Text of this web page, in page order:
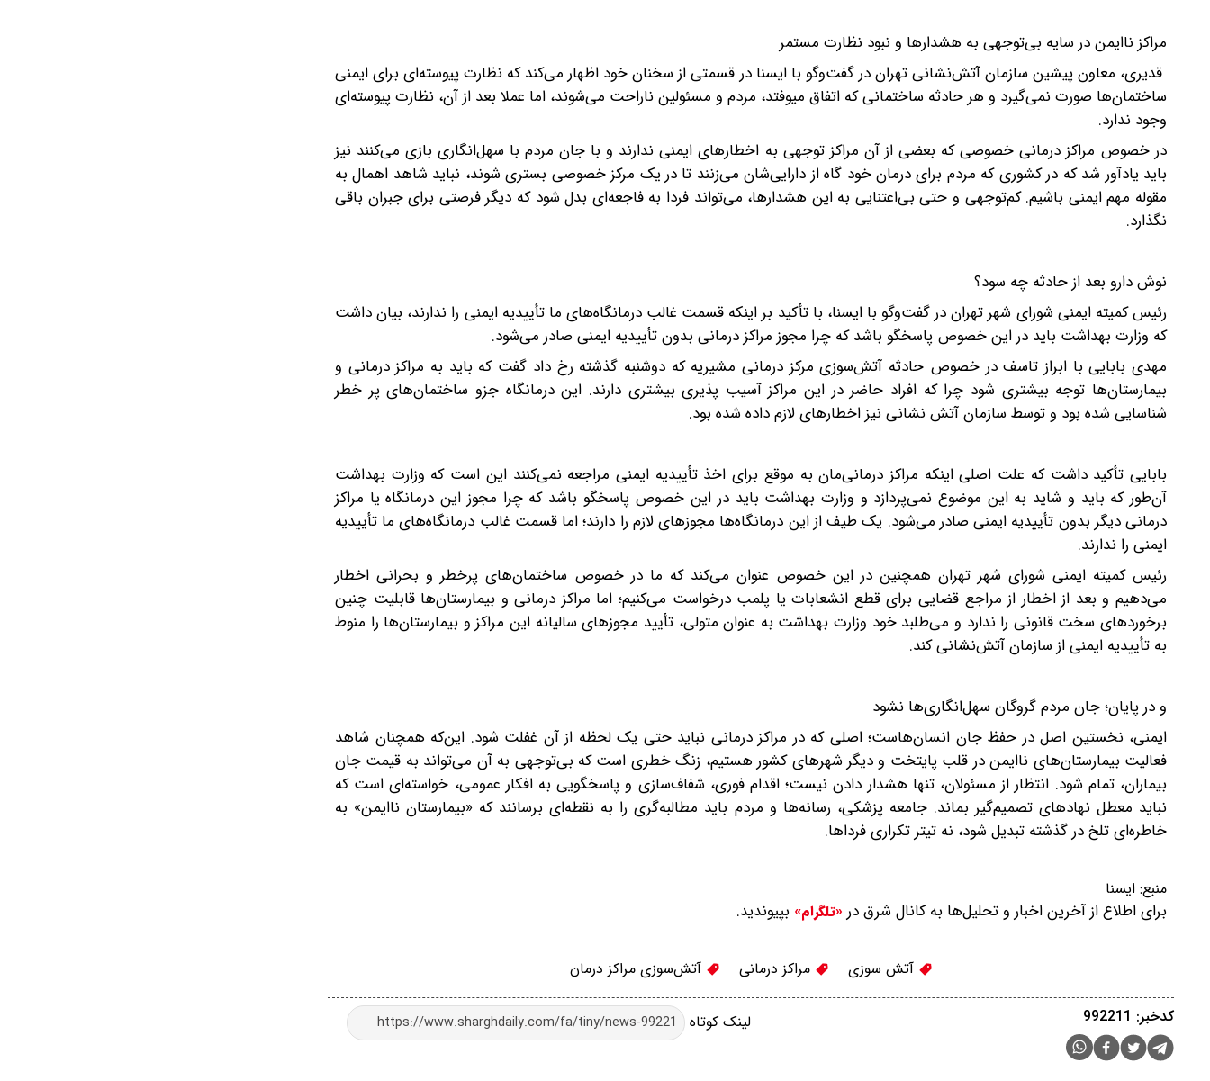
مراکز ناایمن در سایه بی‌توجهی به هشدارها و نبود نظارت مستمر
قدیری، معاون پیشین سازمان آتش‌نشانی تهران در گفت‌وگو با ایسنا در قسمتی از سخنان خود اظهار می‌کند که نظارت پیوسته‌ای برای ایمنی
ساختمان‌ها صورت نمی‌گیرد و هر حادثه‌ ساختمانی که اتفاق میوفتد، مردم و مسئولین ناراحت می‌شوند، اما عملا بعد از آن، نظارت پیوسته‌ای
وجود ندارد.
در خصوص مراکز درمانی خصوصی که بعضی از آن مراکز توجهی به اخطارهای ایمنی ندارند و با جان مردم با سهل‌انگاری بازی می‌کنند نیز
باید یادآور شد که در کشوری که مردم برای درمان خود گاه از دارایی‌شان می‌زنند تا در یک مرکز خصوصی بستری شوند، نباید شاهد اهمال به
مقوله مهم ایمنی باشیم. کم‌توجهی و حتی بی‌اعتنایی به این هشدارها، می‌تواند فردا به فاجعه‌ای بدل شود که دیگر فرصتی برای جبران باقی
نگذارد.
نوش دارو بعد از حادثه چه سود؟
رئیس کمیته ایمنی شورای شهر تهران در گفت‌وگو با ایسنا، با تأکید بر اینکه قسمت غالب درمانگاه‌های ما تأییدیه ایمنی را ندارند، بیان داشت
که وزارت بهداشت باید در این خصوص پاسخگو باشد که چرا مجوز مراکز درمانی بدون تأییدیه ایمنی صادر می‌شود.
مهدی بابایی با ابراز تاسف در خصوص حادثه آتش‌سوزی مرکز درمانی مشیریه که دوشنبه گذشته رخ داد گفت که باید به مراکز درمانی و
بیمارستان‌ها توجه بیشتری شود چرا که افراد حاضر در این مراکز آسیب پذیری بیشتری دارند. این درمانگاه جزو ساختمان‌های پر خطر
شناسایی شده بود و توسط سازمان آتش نشانی نیز اخطارهای لازم داده شده بود.
بابایی تأکید داشت که علت اصلی اینکه مراکز درمانی‌مان به موقع برای اخذ تأییدیه ایمنی مراجعه نمی‌کنند این است که وزارت بهداشت
آن‌طور که باید و شاید به این موضوع نمی‌پردازد و وزارت بهداشت باید در این خصوص پاسخگو باشد که چرا مجوز این درمانگاه یا مراکز
درمانی دیگر بدون تأییدیه ایمنی صادر می‌شود. یک طیف از این درمانگاه‌ها مجوزهای لازم را دارند؛ اما قسمت غالب درمانگاه‌های ما تأییدیه
ایمنی را ندارند.
رئیس کمیته ایمنی شورای شهر تهران همچنین در این خصوص عنوان می‌کند که ما در خصوص ساختمان‌های پرخطر و بحرانی اخطار
می‌دهیم و بعد از اخطار از مراجع قضایی برای قطع انشعابات یا پلمب درخواست می‌کنیم؛ اما مراکز درمانی و بیمارستان‌ها قابلیت چنین
برخوردهای سخت قانونی را ندارد و می‌طلبد خود وزارت بهداشت به عنوان متولی، تأیید مجوزهای سالیانه این مراکز و بیمارستان‌ها را منوط
به تأییدیه ایمنی از سازمان آتش‌نشانی کند.
و در پایان؛ جان مردم گروگان سهل‌انگاری‌ها نشود
ایمنی، نخستین اصل در حفظ جان انسان‌هاست؛ اصلی که در مراکز درمانی نباید حتی یک لحظه از آن غفلت شود. این‌که همچنان شاهد
فعالیت بیمارستان‌های ناایمن در قلب پایتخت و دیگر شهرهای کشور هستیم، زنگ خطری است که بی‌توجهی به آن می‌تواند به قیمت جان
بیماران، تمام شود. انتظار از مسئولان، تنها هشدار دادن نیست؛ اقدام فوری، شفاف‌سازی و پاسخگویی به افکار عمومی، خواسته‌ای است که
نباید معطل نهادهای تصمیم‌گیر بماند. جامعه پزشکی، رسانه‌ها و مردم باید مطالبه‌گری را به نقطه‌ای برسانند که «بیمارستان ناایمن» به
خاطره‌ای تلخ در گذشته تبدیل شود، نه تیتر تکراری فرداها.
منبع: ایسنا
برای اطلاع از آخرین اخبار و تحلیل‌ها به کانال شرق در «تلگرام» بپیوندید.
آتش سوزی مراکز درمانی آتش‌سوزی مراکز درمان
لینک کوتاه کدخبر: 992211